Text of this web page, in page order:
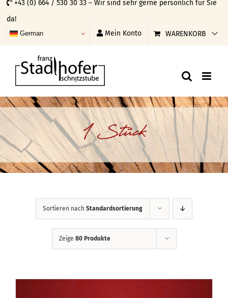
Skip
to
content
+43 (0) 664 / 530 30 33 – Wir sind sehr gerne persönlich für Sie
da!
German Mein Konto WARENKORB
1 Stück
Sortieren nach Standardsortierung
Zeige 80 Produkte